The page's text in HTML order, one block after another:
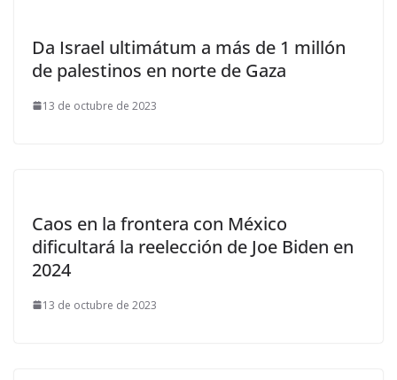
Da Israel ultimátum a más de 1 millón
de palestinos en norte de Gaza
13 de octubre de 2023
Caos en la frontera con México
dificultará la reelección de Joe Biden en
2024
13 de octubre de 2023